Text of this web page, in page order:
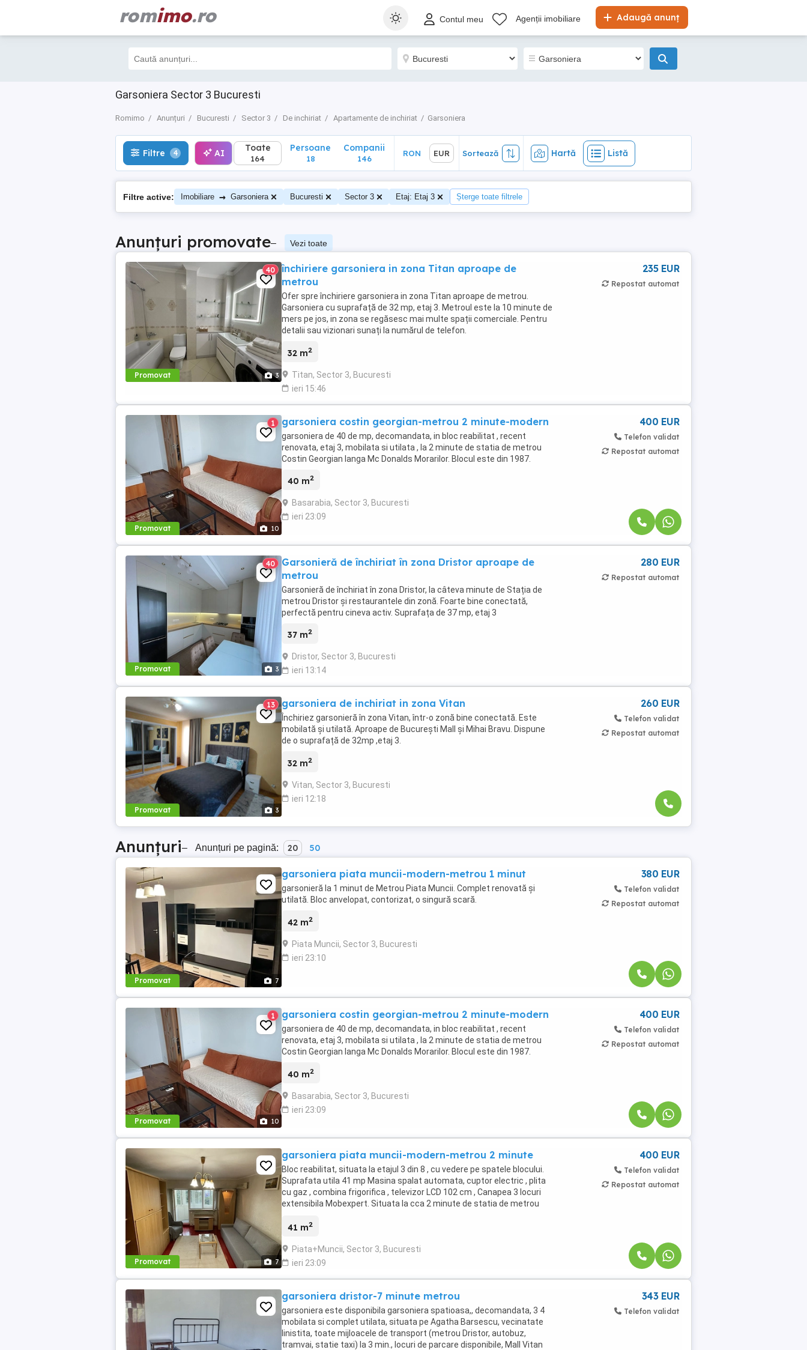
romimo.ro Adaugă anunț
Contul meu Agenții imobiliare
Garsoniera Sector 3 Bucuresti
Romimo Anunțuri Bucuresti Sector 3 De inchiriat Apartamente de inchiriat Garsoniera
Filtre 4 AI RON EUR Sortează Hartă Listă
Filtre 4 AI Toate
164
Persoane
18
Companii
146
RON EUR Sortează Hartă Listă
Filtre active: Imobiliare → Garsoniera Bucuresti Sector 3 Etaj: Etaj 3 Șterge toate filtrele
Anunțuri promovate– Vezi toate
Promovat 3
40
închiriere garsoniera in zona Titan aproape de
metrou
Ofer spre închiriere garsoniera in zona Titan aproape de metrou.
Garsoniera cu suprafață de 32 mp, etaj 3. Metroul este la 10 minute de
mers pe jos, in zona se regăsesc mai multe spații comerciale. Pentru
detalii sau vizionari sunați la numărul de telefon.
32 m2
Titan, Sector 3, Bucuresti
ieri 15:46
235 EUR
Repostat automat
Promovat 10
1 garsoniera costin georgian-metrou 2 minute-modern
garsoniera de 40 de mp, decomandata, in bloc reabilitat , recent
renovata, etaj 3, mobilata si utilata , la 2 minute de statia de metrou
Costin Georgian langa Mc Donalds Morarilor. Blocul este din 1987.
40 m2
Basarabia, Sector 3, Bucuresti
ieri 23:09
400 EUR
Telefon validat
Repostat automat
Promovat 3
40
Garsonieră de închiriat în zona Dristor aproape de
metrou
Garsonieră de închiriat în zona Dristor, la câteva minute de Stația de
metrou Dristor și restaurantele din zonă. Foarte bine conectată,
perfectă pentru cineva activ. Suprafața de 37 mp, etaj 3
37 m2
Dristor, Sector 3, Bucuresti
ieri 13:14
280 EUR
Repostat automat
Promovat 3
13 garsoniera de inchiriat in zona Vitan
Închiriez garsonieră în zona Vitan, într-o zonă bine conectată. Este
mobilată și utilată. Aproape de București Mall și Mihai Bravu. Dispune
de o suprafață de 32mp ,etaj 3.
32 m2
Vitan, Sector 3, Bucuresti
ieri 12:18
260 EUR
Telefon validat
Repostat automat
Anunțuri– Anunțuri pe pagină: 20 50
Promovat 7
garsoniera piata muncii-modern-metrou 1 minut
garsonieră la 1 minut de Metrou Piata Muncii. Complet renovată și
utilată. Bloc anvelopat, contorizat, o singură scară.
42 m2
Piata Muncii, Sector 3, Bucuresti
ieri 23:10
380 EUR
Telefon validat
Repostat automat
Promovat 10
1 garsoniera costin georgian-metrou 2 minute-modern
garsoniera de 40 de mp, decomandata, in bloc reabilitat , recent
renovata, etaj 3, mobilata si utilata , la 2 minute de statia de metrou
Costin Georgian langa Mc Donalds Morarilor. Blocul este din 1987.
40 m2
Basarabia, Sector 3, Bucuresti
ieri 23:09
400 EUR
Telefon validat
Repostat automat
Promovat 7
garsoniera piata muncii-modern-metrou 2 minute
Bloc reabilitat, situata la etajul 3 din 8 , cu vedere pe spatele blocului.
Suprafata utila 41 mp Masina spalat automata, cuptor electric , plita
cu gaz , combina frigorifica , televizor LCD 102 cm , Canapea 3 locuri
extensibila Mobexpert. Situata la cca 2 minute de statia de metrou
41 m2
Piata+Muncii, Sector 3, Bucuresti
ieri 23:09
400 EUR
Telefon validat
Repostat automat
garsoniera dristor-7 minute metrou
garsoniera este disponibila garsoniera spatioasa,, decomandata, 3 4
mobilata si complet utilata, situata pe Agatha Barsescu, vecinatate
linistita, toate mijloacele de transport (metrou Dristor, autobuz,
tramvai, statie taxi) la 3 min., locuri de parcare disponibile, Mall Vitan
343 EUR
Telefon validat